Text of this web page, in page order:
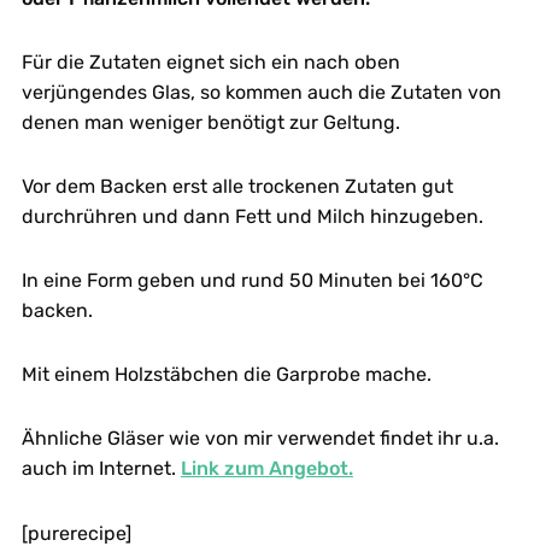
Für die Zutaten eignet sich ein nach oben
verjüngendes Glas, so kommen auch die Zutaten von
denen man weniger benötigt zur Geltung.
Vor dem Backen erst alle trockenen Zutaten gut
durchrühren und dann Fett und Milch hinzugeben.
In eine Form geben und rund 50 Minuten bei 160°C
backen.
Mit einem Holzstäbchen die Garprobe mache.
Ähnliche Gläser wie von mir verwendet findet ihr u.a.
auch im Internet. Link zum Angebot.
[purerecipe]